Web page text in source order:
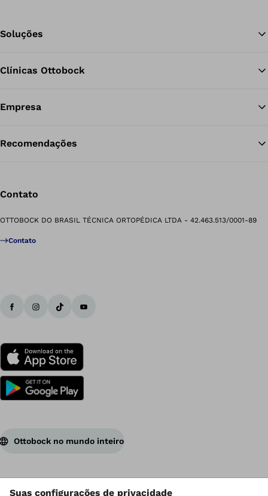
Soluções
Clínicas Ottobock
Empresa
Recomendações
Contato
OTTOBOCK DO BRASIL TÉCNICA ORTOPÉDICA LTDA - 42.463.513/0001-89
Contato
Ottobock no mundo inteiro
Os direitos autorais são de propriedade da Ottobock